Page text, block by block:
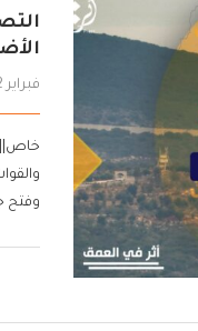
فبراير 12, 2024
خاص||
وفتح